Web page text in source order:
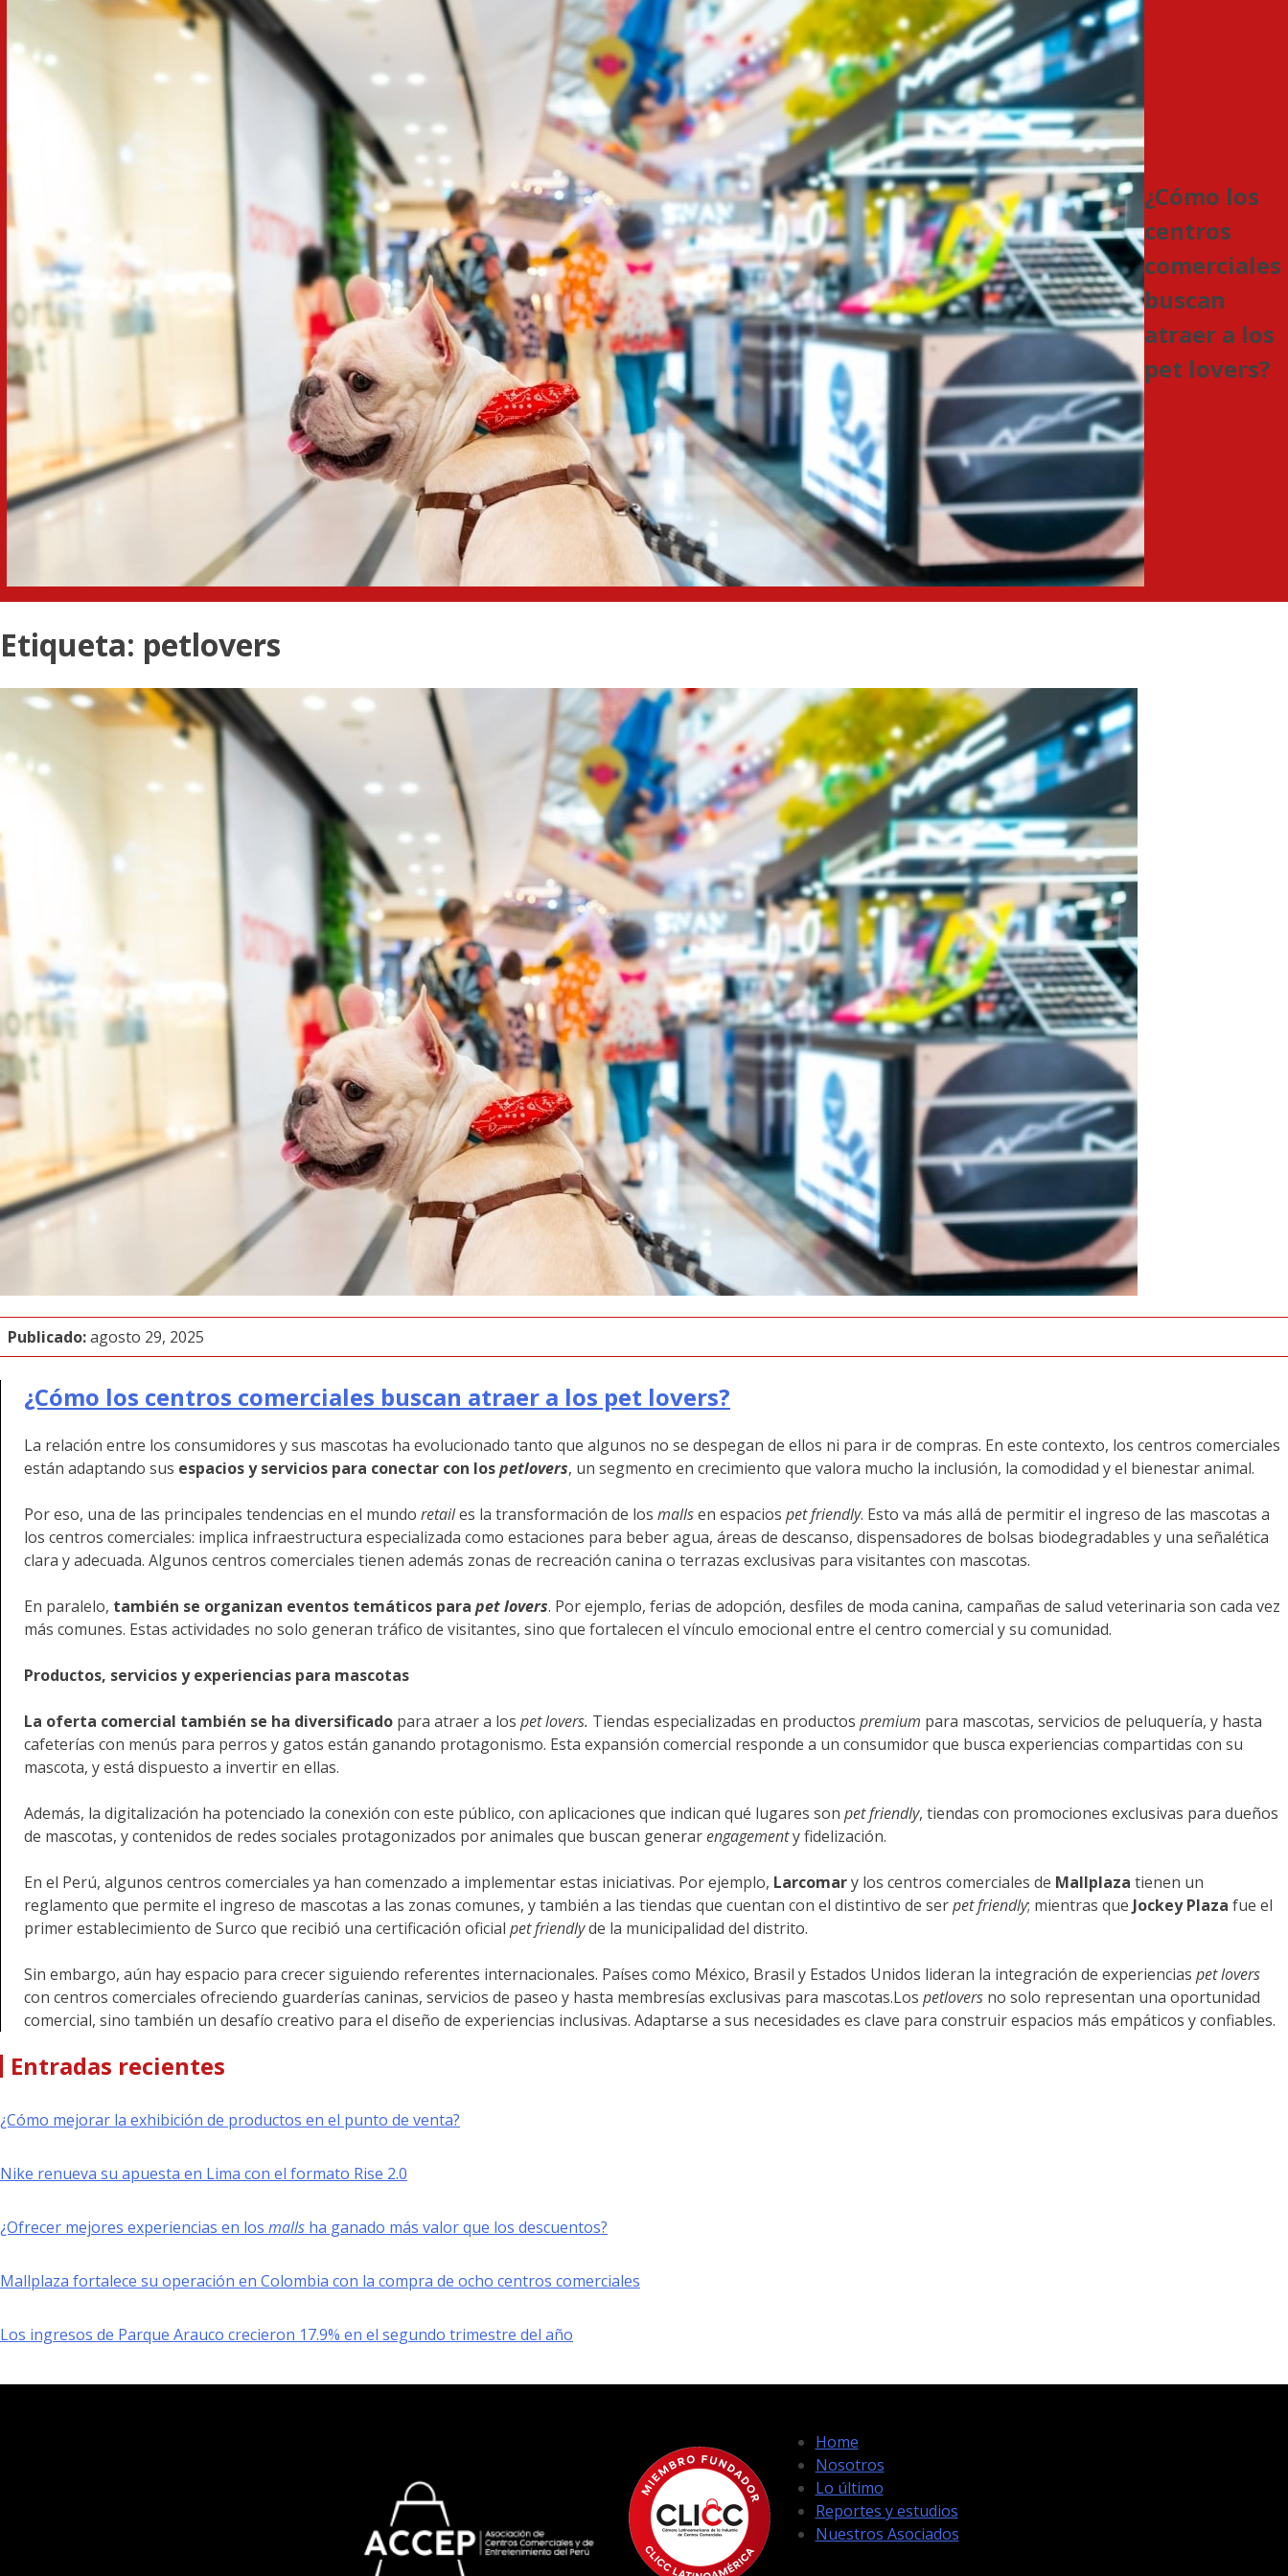
¿Cómo los
centros
comerciales
buscan
atraer a los
pet lovers?
Etiqueta: petlovers
Publicado:agosto 29, 2025
¿Cómo los centros comerciales buscan atraer a los pet lovers?
La relación entre los consumidores y sus mascotas ha evolucionado tanto que algunos no se despegan de ellos ni para ir de compras. En este contexto, los centros comerciales
están adaptando sus espacios y servicios para conectar con lospetlovers, un segmento en crecimiento que valora mucho la inclusión, la comodidad y el bienestar animal.
Por eso, una de las principales tendencias en el mundo retailes la transformación de los mallsen espacios pet friendly. Esto va más allá de permitir el ingreso de las mascotas a
los centros comerciales: implica infraestructura especializada como estaciones para beber agua, áreas de descanso, dispensadores de bolsas biodegradables y una señalética
clara y adecuada. Algunos centros comerciales tienen además zonas de recreación canina o terrazas exclusivas para visitantes con mascotas.
En paralelo, también se organizan eventos temáticos para pet lovers. Por ejemplo, ferias de adopción, desfiles de moda canina, campañas de salud veterinaria son cada vez
más comunes. Estas actividades no solo generan tráfico de visitantes, sino que fortalecen el vínculo emocional entre el centro comercial y su comunidad.
Productos, servicios y experiencias para mascotas
La oferta comercial también se ha diversificado para atraer a los pet lovers. Tiendas especializadas en productos premium para mascotas, servicios de peluquería, y hasta
cafeterías con menús para perros y gatos están ganando protagonismo. Esta expansión comercial responde a un consumidor que busca experiencias compartidas con su
mascota, y está dispuesto a invertir en ellas.
Además, la digitalización ha potenciado la conexión con este público, con aplicaciones que indican qué lugares son pet friendly, tiendas con promociones exclusivas para dueños
de mascotas, y contenidos de redes sociales protagonizados por animales que buscan generarengagementy fidelización.
En el Perú, algunos centros comerciales ya han comenzado a implementar estas iniciativas. Por ejemplo, Larcomary los centros comerciales de Mallplaza tienen un
reglamento que permite el ingreso de mascotas a las zonas comunes, y también a las tiendas que cuentan con el distintivo de serpet friendly; mientras que Jockey Plaza fue el
primer establecimiento de Surco que recibió una certificación oficial pet friendlyde la municipalidad del distrito.
Sin embargo, aún hay espacio para crecer siguiendo referentes internacionales. Países como México, Brasil y Estados Unidos lideran la integración de experiencias pet lovers
con centros comerciales ofreciendo guarderías caninas, servicios de paseo y hasta membresías exclusivas para mascotas.Los petlovers no solo representan una oportunidad
comercial, sino también un desafío creativo para el diseño de experiencias inclusivas. Adaptarse a sus necesidades es clave para construir espacios más empáticos y confiables.
Entradas recientes
¿Cómo mejorar la exhibición de productos en el punto de venta?
Nike renueva su apuesta en Lima con el formato Rise 2.0
¿Ofrecer mejores experiencias en los malls ha ganado más valor que los descuentos?
Mallplaza fortalece su operación en Colombia con la compra de ocho centros comerciales
Los ingresos de Parque Arauco crecieron 17.9% en el segundo trimestre del año
Home
Nosotros
Lo último
Reportes y estudios
Nuestros Asociados